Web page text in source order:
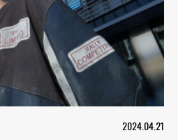
2024.04.21